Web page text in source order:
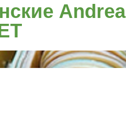
Andrea